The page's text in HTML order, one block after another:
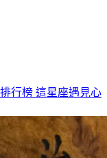
行榜 這星座遇見心